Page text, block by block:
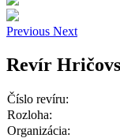
Previous Next
Revír
Číslo revíru:
Rozloha:
Organizácia: